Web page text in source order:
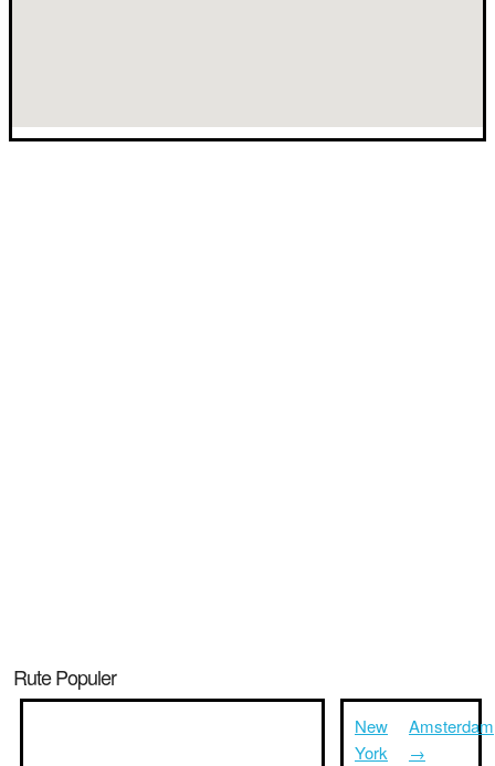
Rute Populer
New
York
Amsterdam
→